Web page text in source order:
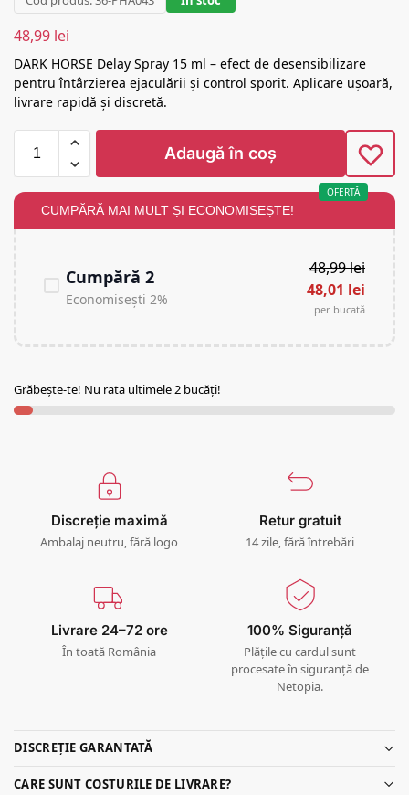
48,99 lei
DARK HORSE Delay Spray 15 ml – efect de desensibilizare
pentru întârzierea ejaculării și control sporit. Aplicare ușoară,
livrare rapidă și discretă.
Adaugă în coș
OFERTĂ
CUMPĂRĂ MAI MULT ȘI ECONOMISEȘTE!
Cumpără 2
Economisești 2%
48,99lei
48,01 lei
per bucată
Grăbește-te! Nu rata ultimele 2 bucăți!
Discreție maximă
Ambalaj neutru, fără logo
Retur gratuit
14 zile, fără întrebări
Livrare 24–72 ore
În toată România
100% Siguranță
Plățile cu cardul sunt
procesate în siguranță de
Netopia.
DISCREȚIE GARANTATĂ
CARE SUNT COSTURILE DE LIVRARE?